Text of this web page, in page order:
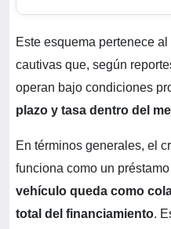
Este esquema pertenece
cautivas que, según
operan bajo condiciones
plazo y tasa dentro del
En términos generales, el
funciona como un
vehículo queda como
total del financiamiento.